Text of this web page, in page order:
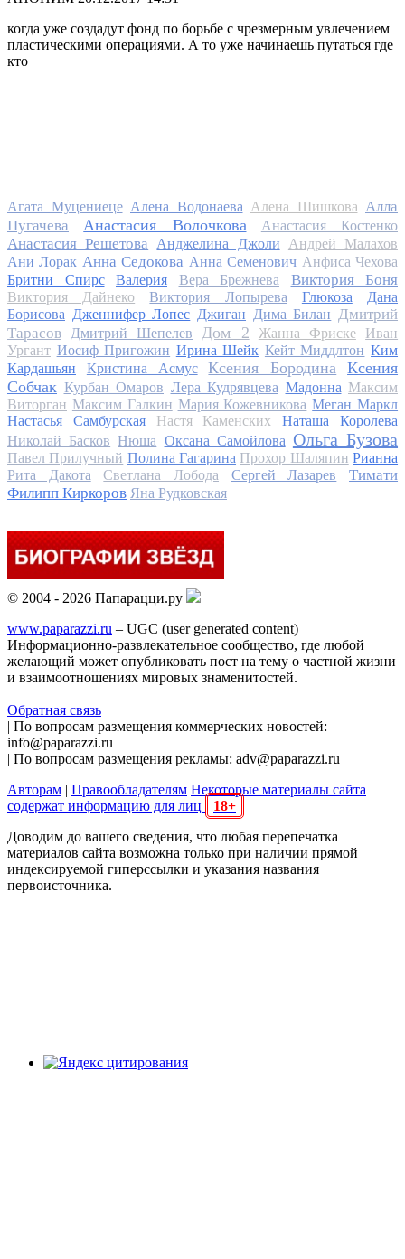
когда уже создадут фонд по борьбе с чрезмерным увлечением
пластическими операциями. А то уже начинаешь путаться где
кто
Агата Муцениеце Алена Водонаева Алена Шишкова Алла
Пугачева
Анастасия Волочкова Анастасия Костенко
Анастасия Решетова Анджелина Джоли
Андрей Малахов
Ани Лорак Анна Седокова Анна Семенович Анфиса Чехова
Бритни Спирс
Валерия Вера Брежнева Виктория Боня
Виктория Дайнеко Виктория Лопырева Глюкоза
Дана
Борисова Дженнифер Лопес Джиган Дима Билан Дмитрий
Тарасов
Дмитрий Шепелев Дом 2 Жанна Фриске
Иван
Ургант Иосиф Пригожин Ирина Шейк Кейт Миддлтон Ким
Кардашьян
Кристина Асмус Ксения Бородина
Ксения
Собчак Курбан Омаров Лера Кудрявцева Мадонна Максим
Виторган Максим Галкин Мария Кожевникова Меган Маркл
Настасья Самбурская
Настя Каменских
Наташа Королева
Николай Басков Нюша Оксана Самойлова Ольга Бузова
Павел Прилучный Полина Гагарина Прохор Шаляпин Рианна
Рита Дакота
Светлана Лобода Сергей Лазарев
Тимати
Филипп Киркоров Яна Рудковская
© 2004 - 2026 Папарацци.ру
www.paparazzi.ru – UGC (user generated content)
Информационно-развлекательное сообщество, где любой
желающий может опубликовать пост на тему о частной жизни
и взаимоотношениях мировых знаменитостей.
Обратная связь
| По вопросам размещения коммерческих новостей:
info@paparazzi.ru
| По вопросам размещения рекламы: adv@paparazzi.ru
Авторам | Правообладателям Некоторые материалы сайта
содержат информацию для лиц
18+
Доводим до вашего сведения, что любая перепечатка
материалов сайта возможна только при наличии прямой
индексируемой гиперссылки и указания названия
первоисточника.